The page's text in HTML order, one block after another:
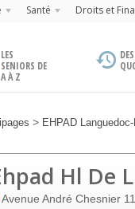
Santé Droits et
LES
SENIORS DE
A À Z
> EHPAD
Hl De
Avenue André Chesnier